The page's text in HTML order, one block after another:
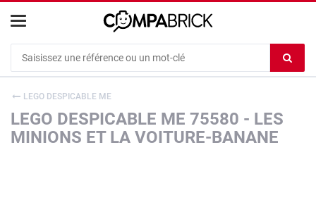
le
LEGO DESPICABLE ME
LEGO DESPICABLE ME 75580 - LES
MINIONS ET LA VOITURE-BANANE
Cookies management panel